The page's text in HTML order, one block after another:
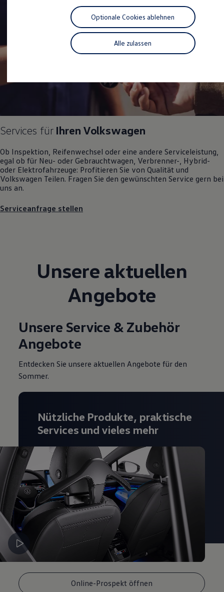
Lifestyle Shop
T-Roc Kollektion
Golf Kollektion
ID. Kollektion
Volkswagen Kollektion
R-Kollektion
#wedriveproud
Software Updates
Inspektion und HU/AU
Motorenöl und Flüssigkeiten
Räder und Reifen
Pannen- und Unfallhilfe
Economy Service
Volkswagen Teile
Modellspezifisches Zubehör
Schutz und Pflege
Dienste für Ihr Modell finden
Volkswagen Apps, Login und Shop
Handy und Fahrzeug verbinden
Updates für Software, Karten und Radio
Über Ihr Auto
Kundeninformationen
Volkswagen Kundenbetreuung
Warn- und Kontrollleuchten
Assistenzsysteme
Live Beratung
Magazin
Transport
Elektromobilität
Volkswagen R
Pannen- und Unfallhilfe
Services für Ihren Volkswagen
Ob Inspektion, Reifenwechsel oder eine andere Serviceleistung,
egal ob für Neu- oder Gebrauchtwagen , Verbrenner-, Hybrid-
oder Elektrofahrzeuge: Profitieren Sie von Qualität und
Volkswagen Teilen. Fragen Sie den gewünschten Service gern bei
uns an.
Serviceanfrage stellen
Unsere aktuellen
Angebote
Unsere Service & Zubehör
Angebote
Entdecken Sie unsere aktuellen Angebote für den
Sommer.
Online-Prospekt öffnen
Nützliche Produkte, praktische
Services und vieles mehr
Alle zulassen
Optionale Cookies ablehnen